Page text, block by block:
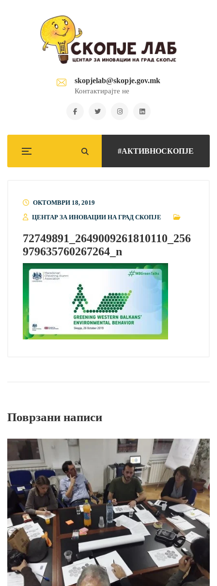
skopjelab@skopje.gov.mk
Контактирајте не
#АКТИВНОСКОПЈЕ
ОКТОМВРИ 18, 2019
ЦЕНТАР ЗА ИНОВАЦИИ НА ГРАД СКОПЈЕ
72749891_2649009261810110_256
979635760267264_n
Поврзани написи